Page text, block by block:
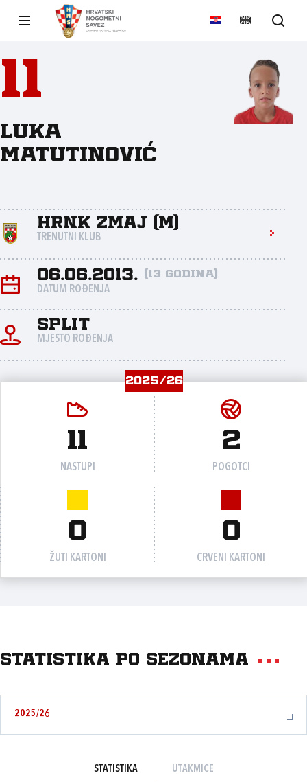
11
Luka
Matutinović
HRNK Zmaj (M)
TRENUTNI KLUB
06.06.2013. (13 godina)
DATUM ROĐENJA
Split
MJESTO ROĐENJA
2025/26
11
NASTUPI
2
POGOTCI
0
ŽUTI KARTONI
0
CRVENI KARTONI
Statistika po sezonama
2025/26
STATISTIKA UTAKMICE